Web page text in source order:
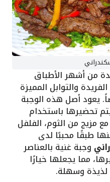
من أشهر الأطباق
والتوابل المميزة
يعود أصل هذه الوجبة
تحضيرها باستخدام
مزيج من الثوم، الفلفل
طبقًا محببًا لدى
وجبة غنية بالعناصر
مما يجعلها خيارًا
لذيذة وسهلة.